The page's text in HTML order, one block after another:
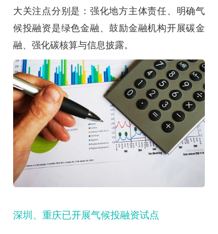
大关注点分别是：强化地方主体责任、明确气
候投融资是绿色金融、鼓励金融机构开展碳金
融、强化碳核算与信息披露。
深圳、重庆已开展气候投融资试点